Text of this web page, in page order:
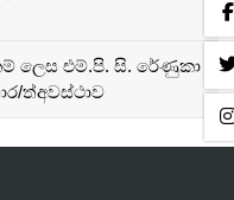
ලෙස එම්.පි. සි. රේණුකා
ත්අවස්ථාව